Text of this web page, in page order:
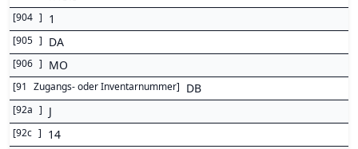
[904 ] 1
[905 ] DA
[906 ] MO
[91 Zugangs- oder Inventarnummer] DB
[92a ] J
[92c ] 14